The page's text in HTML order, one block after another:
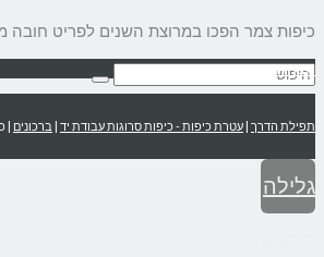
כיפות צמר הפכו במרוצת השנים לפריט חובה
הצהרת נגישות
תפילת הדרך | עטרת כיפות - כיפות סרוגות עבודת יד | ברכונים |
גלילה